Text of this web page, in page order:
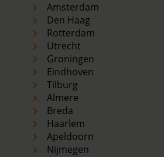
Amsterdam
Den Haag
Rotterdam
Utrecht
Groningen
Eindhoven
Tilburg
Almere
Breda
Haarlem
Apeldoorn
Nijmegen